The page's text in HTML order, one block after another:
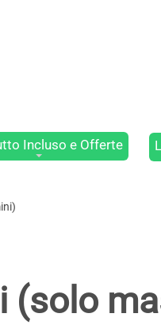
Incluso e Offerte
(solo